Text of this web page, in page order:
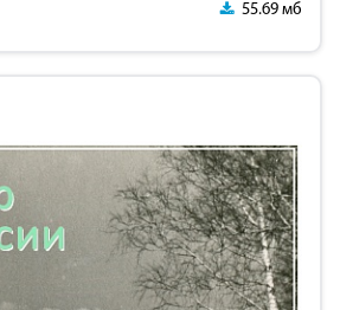
55.69 мб